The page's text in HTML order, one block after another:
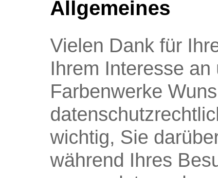
Allgemeines
Vielen Dank für
Ihrem Interesse
Farbenwerke
wichtig, Sie
während Ihres